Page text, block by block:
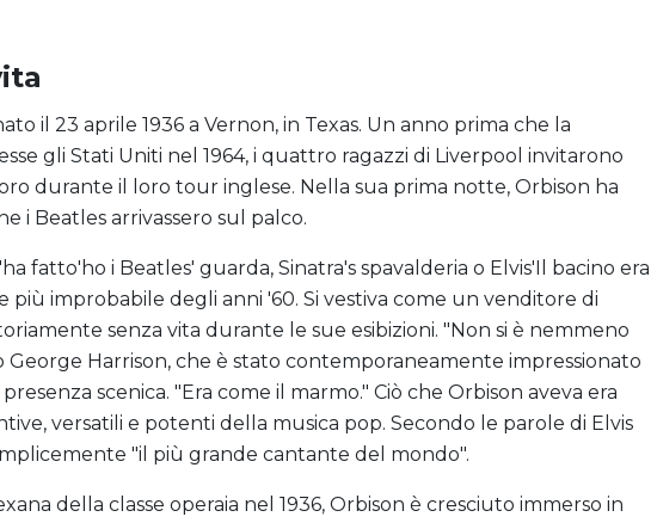
il 23 aprile 1936 a Vernon, in Texas. Un anno prima che la
gli Stati Uniti nel 1964, i quattro ragazzi di Liverpool invitarono
durante il loro tour inglese. Nella sua prima notte, Orbison ha
i Beatles arrivassero sul palco.
fatto'ho i Beatles' guarda, Sinatra's spavalderia o Elvis'Il bacino era
più improbabile degli anni '60. Si vestiva come un venditore di
senza vita durante le sue esibizioni. "Non si è nemmeno
Harrison, che è stato contemporaneamente impressionato
scenica. "Era come il marmo." Ciò che Orbison aveva era
versatili e potenti della musica pop. Secondo le parole di Elvis
"il più grande cantante del mondo".
della classe operaia nel 1936, Orbison è cresciuto immerso in